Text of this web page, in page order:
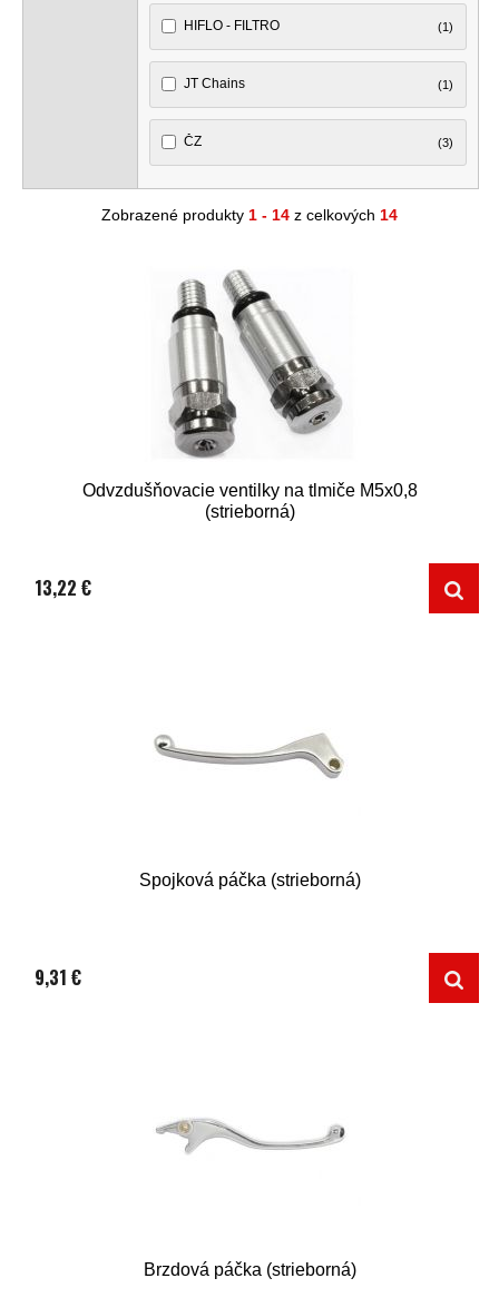
HIFLO - FILTRO (1)
JT Chains (1)
ČZ (3)
Zobrazené produkty 1 - 14 z celkových 14
Odvzdušňovacie ventilky na tlmiče M5x0,8
(strieborná)
13,22 €
Spojková páčka (strieborná)
9,31 €
Brzdová páčka (strieborná)